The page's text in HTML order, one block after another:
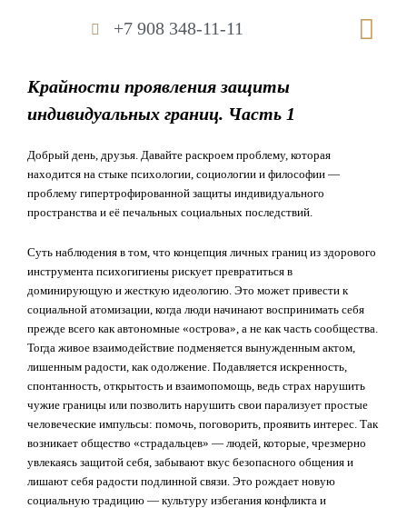
+7 908 348-11-11
Крайности проявления защиты
индивидуальных границ. Часть 1
Добрый день, друзья. Давайте раскроем проблему, которая
находится на стыке психологии, социологии и философии —
проблему гипертрофированной защиты индивидуального
пространства и её печальных социальных последствий.
Суть наблюдения в том, что концепция личных границ из здорового
инструмента психогигиены рискует превратиться в
доминирующую и жесткую идеологию. Это может привести к
социальной атомизации, когда люди начинают воспринимать себя
прежде всего как автономные «острова», а не как часть сообщества.
Тогда живое взаимодействие подменяется вынужденным актом,
лишенным радости, как одолжение. Подавляется искренность,
спонтанность, открытость и взаимопомощь, ведь страх нарушить
чужие границы или позволить нарушить свои парализует простые
человеческие импульсы: помочь, поговорить, проявить интерес. Так
возникает общество «страдальцев» — людей, которые, чрезмерно
увлекаясь защитой себя, забывают вкус безопасного общения и
лишают себя радости подлинной связи. Это рождает новую
социальную традицию — культуру избегания конфликта и